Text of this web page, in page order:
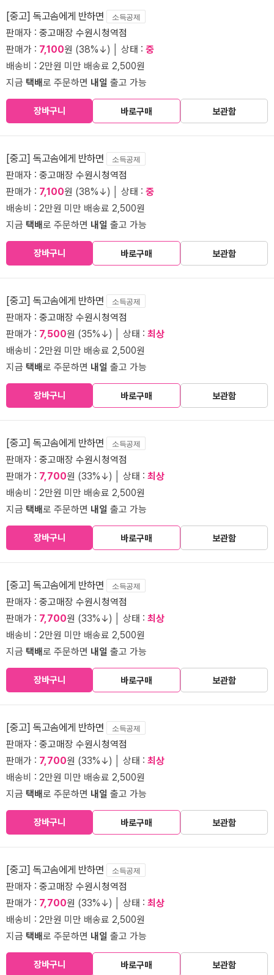
[중고] 독고솜에게 반하면 소득공제
판매자 : 중고매장 수원시청역점
판매가 : 7,100원 (38%↓) │ 상태 : 중
배송비 : 2만원 미만 배송료 2,500원
지금 택배로 주문하면 내일 출고 가능
장바구니 바로구매 보관함
[중고] 독고솜에게 반하면 소득공제
판매자 : 중고매장 수원시청역점
판매가 : 7,100원 (38%↓) │ 상태 : 중
배송비 : 2만원 미만 배송료 2,500원
지금 택배로 주문하면 내일 출고 가능
장바구니 바로구매 보관함
[중고] 독고솜에게 반하면 소득공제
판매자 : 중고매장 수원시청역점
판매가 : 7,500원 (35%↓) │ 상태 : 최상
배송비 : 2만원 미만 배송료 2,500원
지금 택배로 주문하면 내일 출고 가능
장바구니 바로구매 보관함
[중고] 독고솜에게 반하면 소득공제
판매자 : 중고매장 수원시청역점
판매가 : 7,700원 (33%↓) │ 상태 : 최상
배송비 : 2만원 미만 배송료 2,500원
지금 택배로 주문하면 내일 출고 가능
장바구니 바로구매 보관함
[중고] 독고솜에게 반하면 소득공제
판매자 : 중고매장 수원시청역점
판매가 : 7,700원 (33%↓) │ 상태 : 최상
배송비 : 2만원 미만 배송료 2,500원
지금 택배로 주문하면 내일 출고 가능
장바구니 바로구매 보관함
[중고] 독고솜에게 반하면 소득공제
판매자 : 중고매장 수원시청역점
판매가 : 7,700원 (33%↓) │ 상태 : 최상
배송비 : 2만원 미만 배송료 2,500원
지금 택배로 주문하면 내일 출고 가능
장바구니 바로구매 보관함
[중고] 독고솜에게 반하면 소득공제
판매자 : 중고매장 수원시청역점
판매가 : 7,700원 (33%↓) │ 상태 : 최상
배송비 : 2만원 미만 배송료 2,500원
지금 택배로 주문하면 내일 출고 가능
장바구니 바로구매 보관함